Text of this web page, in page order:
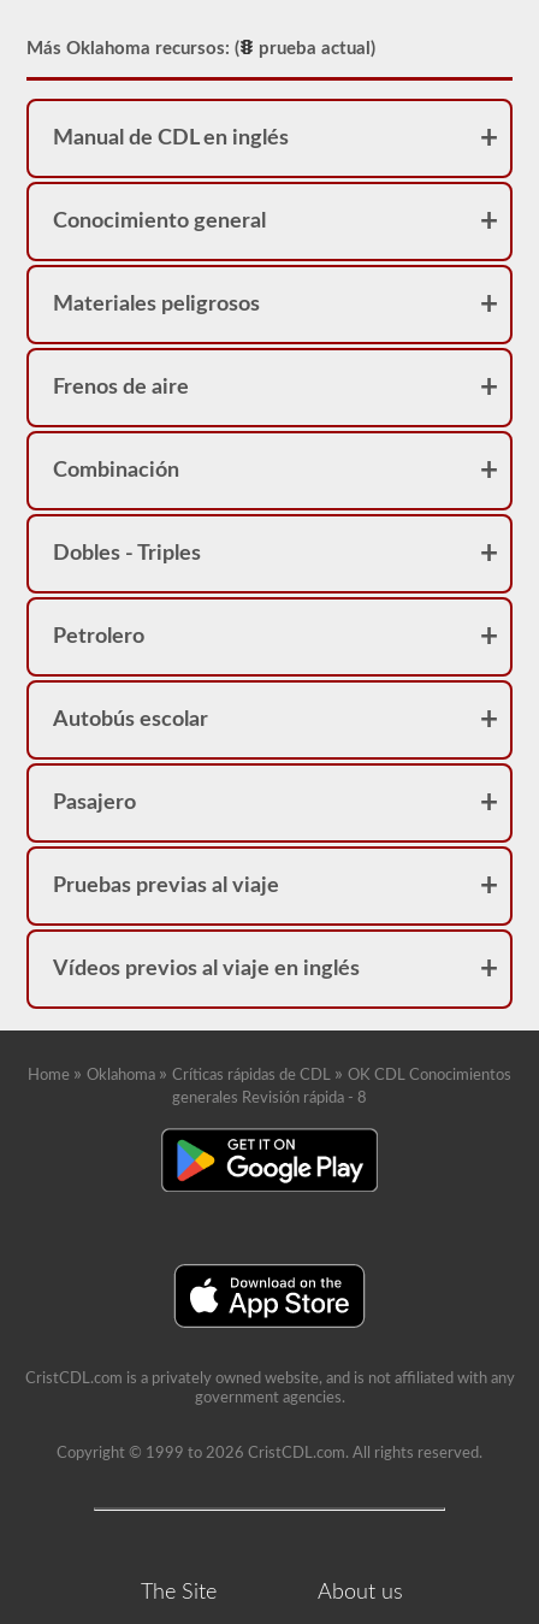
Más Oklahoma recursos: ( prueba actual)
Manual de CDL en inglés
Conocimiento general
Materiales peligrosos
Frenos de aire
Combinación
Dobles - Triples
Petrolero
Autobús escolar
Pasajero
Pruebas previas al viaje
Vídeos previos al viaje en inglés
Home » Oklahoma » Críticas rápidas de CDL » OK CDL Conocimientos
generales Revisión rápida - 8
CristCDL.com is a privately owned website, and is not affiliated with any
government agencies.
Copyright © 1999 to 2026 CristCDL.com. All rights reserved.
The Site About us